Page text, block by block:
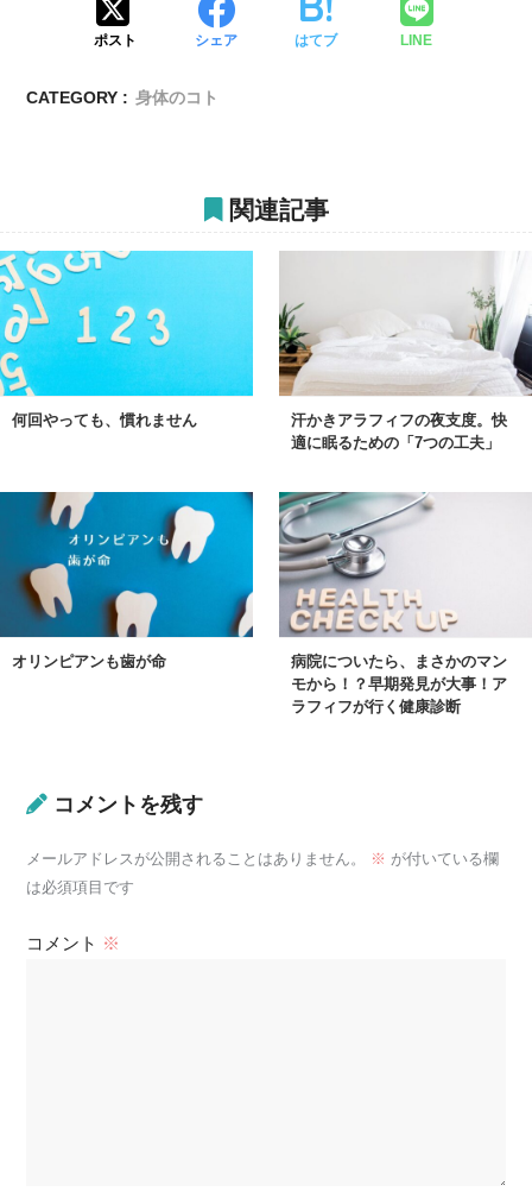
ポスト シェア はてブ LINE
CATEGORY : 身体のコト
関連記事
何回やっても、慣れません
汗かきアラフィフの夜支度。快
適に眠るための「7つの工夫」
オリンピアンも歯が命
病院についたら、まさかのマン
モから！？早期発見が大事！ア
ラフィフが行く健康診断
コメントを残す
メールアドレスが公開されることはありません。 ※ が付いている欄
は必須項目です
コメント ※